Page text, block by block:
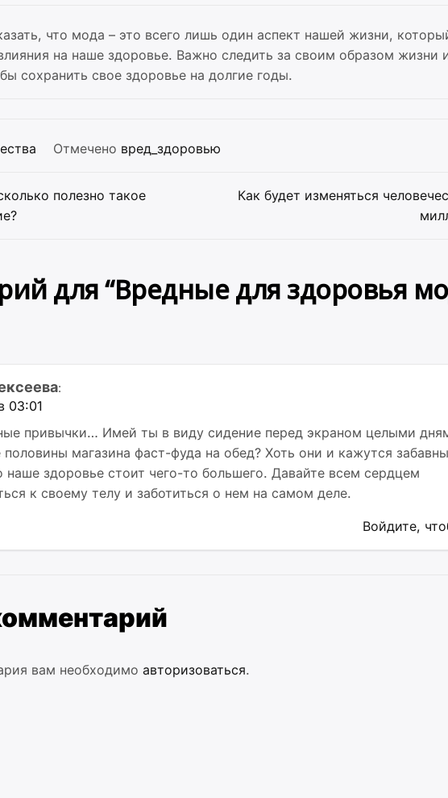
что мода – это всего лишь один аспект нашей жизни,
на наше здоровье. Важно следить за своим образом жизни
сохранить свое здоровье на долгие годы.
Отмечено вред_здоровью
полезно такое
Как будет изменяться
для “Вредные для здоровья
:
03:01
привычки… Имей ты в виду сидение перед экраном целыми
половины магазина фаст-фуда на обед? Хоть они и кажутся
наше здоровье стоит чего-то большего. Давайте всем сердцем
к своему телу и заботиться о нем на самом деле.
Войдите,
вам необходимо авторизоваться.